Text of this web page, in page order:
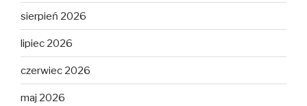
sierpień 2026
lipiec 2026
czerwiec 2026
maj 2026